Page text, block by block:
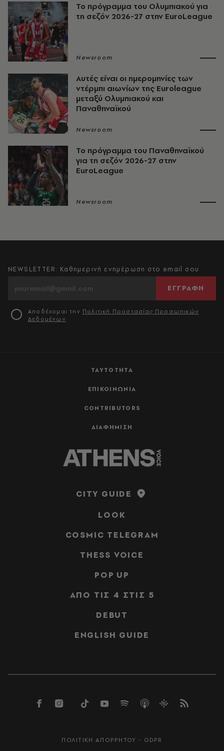
Το πρόγραμμα του Ολυμπιακού για
τη σεζόν 2026-27 στην EuroLeague
Newsroom
Αυτές είναι οι ημερομηνίες των
ντέρμπι αιωνίων της Euroleague
μεταξύ Ολυμπιακού και
Παναθηναϊκού
Newsroom
Το πρόγραμμα του Παναθηναϊκού
για τη σεζόν 2026-27 στην
EuroLeague
Newsroom
ΤΑΥΤΟΤΗΤΑ
ΕΠΙΚΟΙΝΩΝΙΑ
CONTRIBUTORS
ΔΙΑΦΗΜΙΣΗ
NEWSLETTER: Καθημερινή ενημέρωση στο email σου
ΕΓΓΡΑΦΗ
Αποδέχομαι την Πολιτική Προστασίας Προσωπικών
Δεδομένων
CITY GUIDE
LOOK
COSMIC TELEGRAM
THESS VOICE
POP UP
ΑΠΟ ΤΙΣ 4 ΣΤΙΣ 5
DEBUT
ENGLISH GUIDE
ΠΟΛΙΤΙΚΗ ΑΠΟΡΡΗΤΟΥ - GDPR